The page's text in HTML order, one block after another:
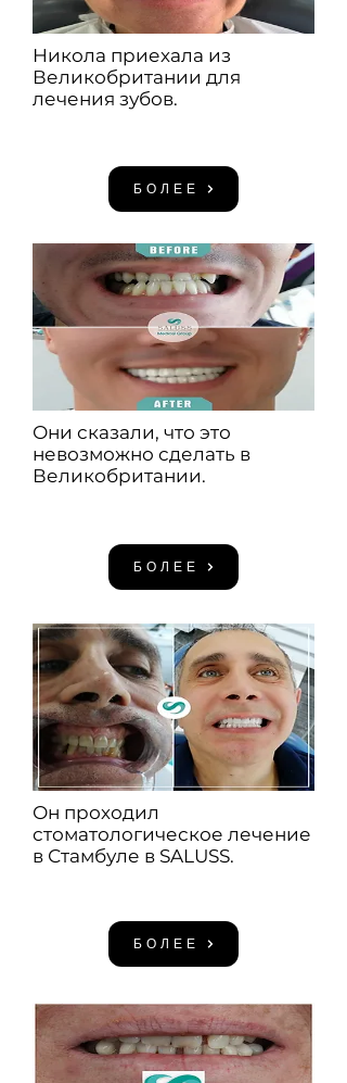
Никола приехала из
Великобритании для
лечения зубов.
БОЛЕЕ
Они сказали, что это
невозможно сделать в
Великобритании.
БОЛЕЕ
Он проходил
стоматологическое лечение
в Стамбуле в SALUSS.
БОЛЕЕ